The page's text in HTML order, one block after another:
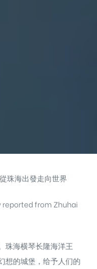
珠海出發走向世界
from Zhuhai
珠海横琴长隆海洋王
想的城堡，给予人们的